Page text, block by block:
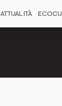
ATTUALITÀ